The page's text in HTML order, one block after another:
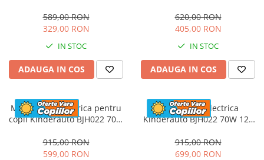
bluetooth, culoare Rosu
589,00 RON
329,00 RON
IN STOC
ADAUGA IN COS
620,00 RON
405,00 RON
IN STOC
ADAUGA IN COS
Motocicleta electrica pentru
copii Kinderauto BJH022 70W
915,00 RON
599,00 RON
Motocicleta electrica
Kinderauto BJH022 70W 12V
culoare Rosie
915,00 RON
699,00 RON